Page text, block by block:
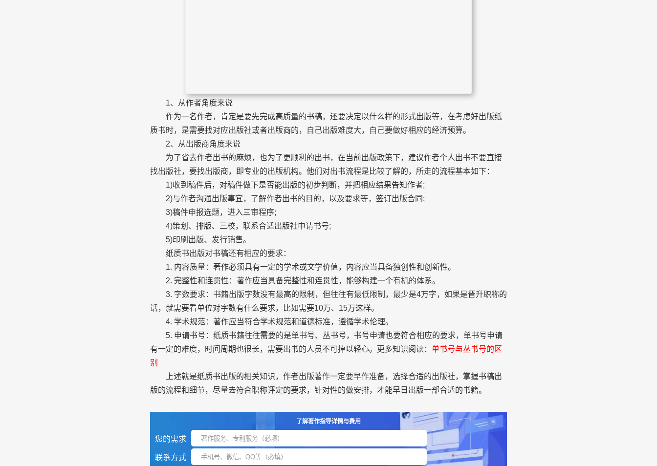
在线咨询 关于我们
1、从作者角度来说
作为一名作者，肯定是要先完成高质量的书稿，还要决定以什么样的形式出版等，在考虑好出版纸
质书时，是需要找对应出版社或者出版商的，自己出版难度大，自己要做好相应的经济预算。
2、从出版商角度来说
为了省去作者出书的麻烦，也为了更顺利的出书，在当前出版政策下，建议作者个人出书不要直接
找出版社，要找出版商，即专业的出版机构。他们对出书流程是比较了解的，所走的流程基本如下：
1)收到稿件后，对稿件做下是否能出版的初步判断，并把相应结果告知作者;
2)与作者沟通出版事宜，了解作者出书的目的，以及要求等，签订出版合同;
3)稿件申报选题，进入三审程序;
4)策划、排版、三校，联系合适出版社申请书号;
5)印刷出版、发行销售。
纸质书出版对书稿还有相应的要求：
1. 内容质量：著作必须具有一定的学术或文学价值，内容应当具备独创性和创新性。
2. 完整性和连贯性：著作应当具备完整性和连贯性，能够构建一个有机的体系。
3. 字数要求：书籍出版字数没有最高的限制，但往往有最低限制，最少是4万字，如果是晋升职称的
话，就需要看单位对字数有什么要求，比如需要10万、15万这样。
4. 学术规范：著作应当符合学术规范和道德标准，遵循学术伦理。
5. 申请书号：纸质书籍往往需要的是单书号、丛书号，书号申请也要符合相应的要求，单书号申请
有一定的难度，时间周期也很长，需要出书的人员不可掉以轻心。更多知识阅读： 单书号与丛书号的区
别
上述就是纸质书出版的相关知识，作者出版著作一定要早作准备，选择合适的出版社，掌握书稿出
版的流程和细节，尽量去符合职称评定的要求，针对性的做安排，才能早日出版一部合适的书籍。
了解著作指导详情与费用
您的需求
联系方式